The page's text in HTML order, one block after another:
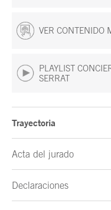
VER CONTENIDO
PLAYLIST
SERRAT
Trayectoria
Acta del jurado
Declaraciones